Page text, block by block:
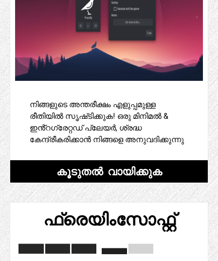
നിങ്ങളുടെ അന്തരീക്ഷം എളുപ്പമുള്ള
രീതിയിൽ സൃഷ്‌ടിക്കുക! ഒരു മിനിമൽ &
ഇൻ്റഗ്രേറ്റഡ് പ്ലേയർ, ശ്രദ്ധ
കേന്ദ്രീകരിക്കാൻ നിങ്ങളെ അനുവദിക്കുന്നു
കൂടുതൽ വായിക്കുക
ഫ്രെയിംസോഫ്റ്റ്